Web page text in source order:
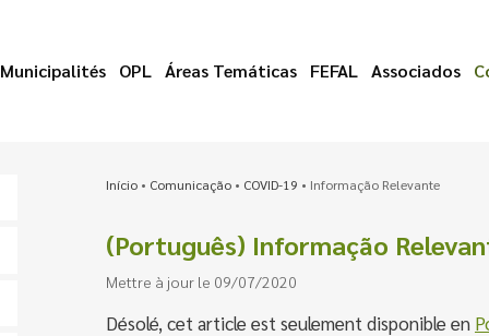
Municipalités OPL Áreas Temáticas FEFAL Associados
Início• Comunicação• COVID-19 • Informação Relevante
(Português) Informação
Mettre à jour le 09/07/2020
Désolé, cet article est seulement disponible en